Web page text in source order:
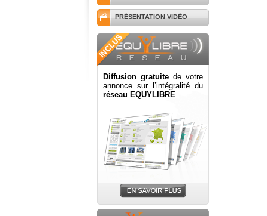
PRÉSENTATION VIDÉO
Diffusion gratuite de votre
annonce sur l’intégralité du
réseau EQUYLIBRE.